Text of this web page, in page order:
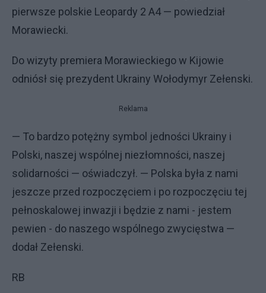
pierwsze polskie Leopardy 2 A4 — powiedział
Morawiecki.
Do wizyty premiera Morawieckiego w Kijowie
odniósł się prezydent Ukrainy Wołodymyr Zełenski.
Reklama
— To bardzo potężny symbol jedności Ukrainy i
Polski, naszej wspólnej niezłomności, naszej
solidarności — oświadczył. — Polska była z nami
jeszcze przed rozpoczęciem i po rozpoczęciu tej
pełnoskalowej inwazji i będzie z nami - jestem
pewien - do naszego wspólnego zwycięstwa —
dodał Zełenski.
RB